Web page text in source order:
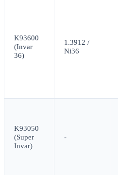
K93600
(Invar
36)
1.3912 /
Ni36
K93050
(Super
Invar)
-